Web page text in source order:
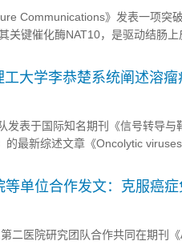
Communications》发表一项突
关键催化酶NAT10，是驱动结肠上
全新疗法提供了强有力的理...
大学李恭楚系统阐述溶瘤
癌新希望
表于国际知名期刊《信号转导与
的最新综述文章《Oncolytic
单位合作发文：克服癌
二医院研究团队合作共同在期刊